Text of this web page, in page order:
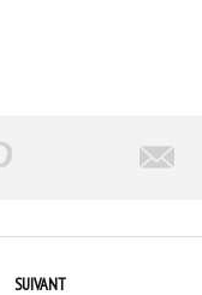
SUIVANT